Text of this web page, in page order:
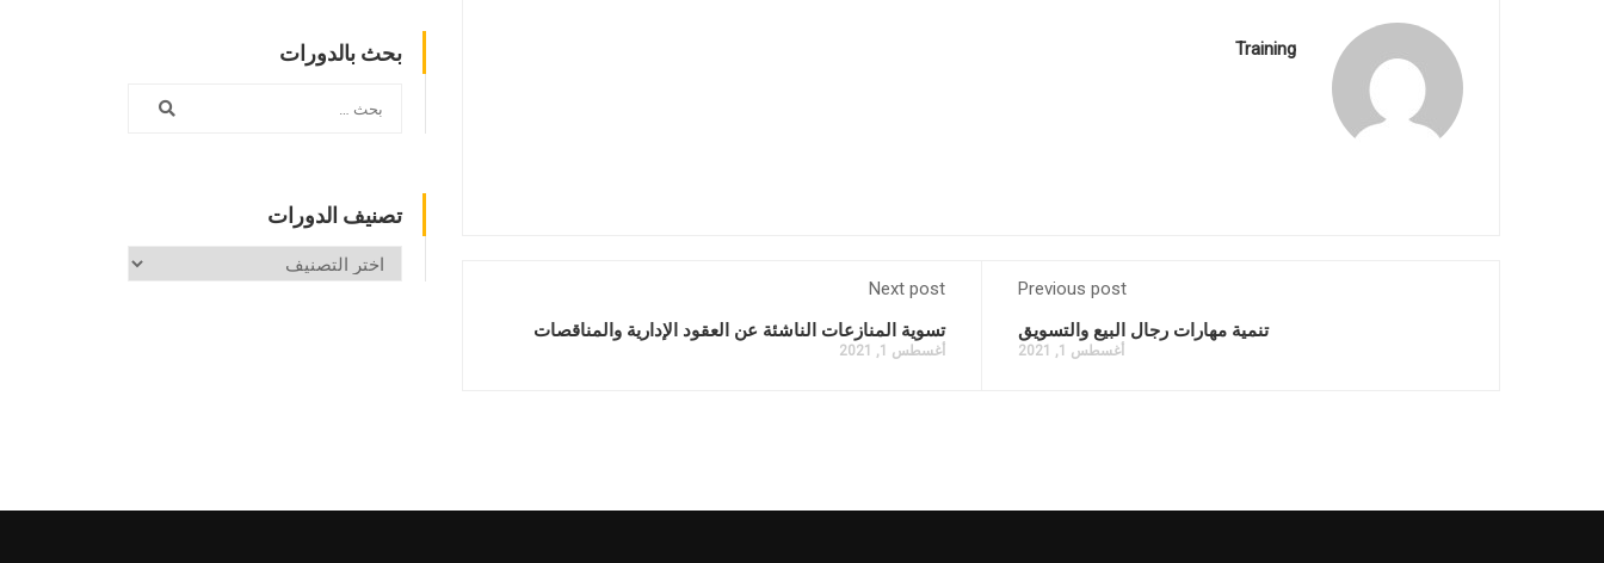
Training
Previous post
تنمية مهارات رجال البيع والتسويق
أغسطس 1, 2021
Next post
تسوية المنازعات الناشئة عن العقود الإدارية والمناقصات
أغسطس 1, 2021
بحث بالدورات
تصنيف الدورات
تصنيف